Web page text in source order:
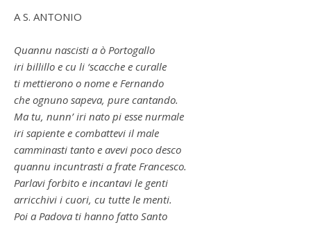
A S. ANTONIO
Quannu nascisti a ò Portogallo
iri billillo e cu li ‘scacche e curalle
ti mettierono o nome e Fernando
che ognuno sapeva, pure cantando.
Ma tu, nunn’ iri nato pi esse nurmale
iri sapiente e combattevi il male
camminasti tanto e avevi poco desco
quannu incuntrasti a frate Francesco.
Parlavi forbito e incantavi le genti
arricchivi i cuori, cu tutte le menti.
Poi a Padova ti hanno fatto Santo